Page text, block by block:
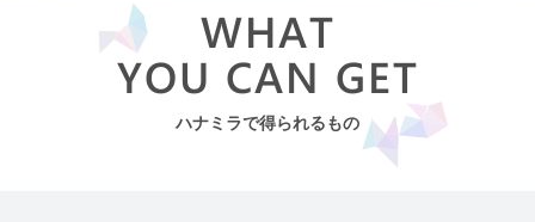
WHAT
YOU CAN GET
ハナミラで得られるもの